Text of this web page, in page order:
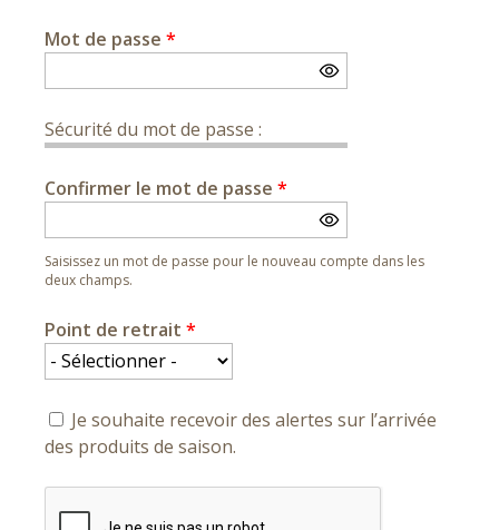
Mot de passe *
Sécurité du mot de passe :
Confirmer le mot de passe *
Saisissez un mot de passe pour le nouveau compte dans les
deux champs.
Point de retrait *
Je souhaite recevoir des alertes sur l’arrivée
des produits de saison.